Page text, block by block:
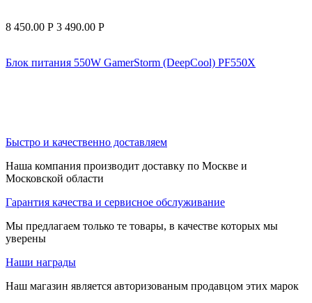
8 450.00 Р 3 490.00 Р
Блок питания 550W GamerStorm (DeepCool) PF550X
Быстро и качественно доставляем
Наша компания производит доставку по Москве и
Московской области
Гарантия качества и сервисное обслуживание
Мы предлагаем только те товары, в качестве которых мы
уверены
Наши награды
Наш магазин является авторизованым продавцом этих марок